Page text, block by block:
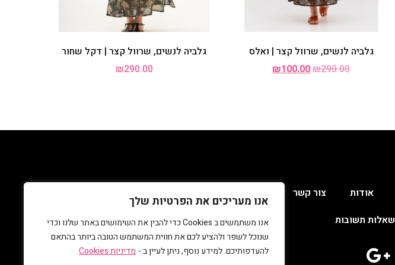
אנו מעריכים את הפרטיות שלך
אנו משתמשים ב Cookies כדי להבין את השימושים באתר שלנו וכדי
שנוכל לשפר ולהציע לכם את חווית המשתמש הטובה ביותר בהתאם
להעדפותיכם. למידע נוסף, ניתן לעיין ב - מדיניות Cookies
גלביה לנשים, שרוול קצר | ואלס
₪290.00
₪100.00
גלביה לנשים, שרוול קצר | דקל שחור
₪290.00
אודות צור קשר
שאלות תשובות